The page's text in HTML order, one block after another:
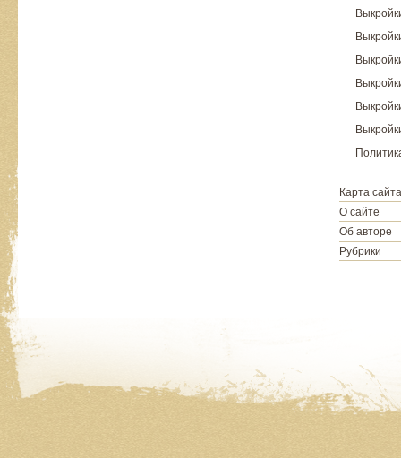
Карта сайта
О сайте
Об авторе
Рубрики